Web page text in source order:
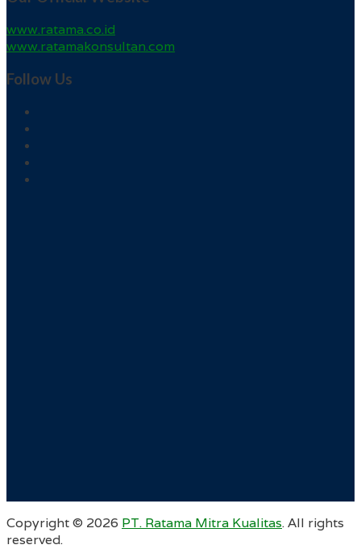
www.ratama.co.id
www.ratamakonsultan.com
Follow Us
Copyright © 2026 PT. Ratama Mitra Kualitas. All rights
reserved.